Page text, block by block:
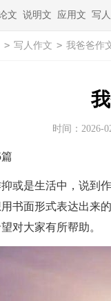
文 说明文 应用文 写
> 写人作文 > 我爸爸作
时间：2026-
是生活中，说到作
书面形式表达出来
对大家有所帮助。